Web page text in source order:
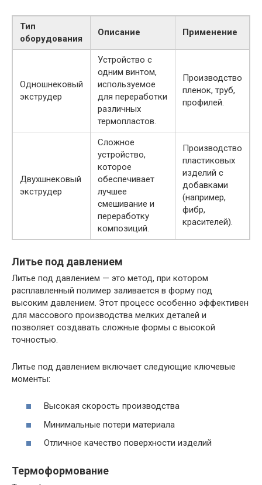
Тип
оборудования
Описание Применение
Одношнековый
экструдер
Устройство с
одним винтом,
используемое
для переработки
различных
термопластов.
Производство
пленок, труб,
профилей.
Двухшнековый
экструдер
Сложное
устройство,
которое
обеспечивает
лучшее
смешивание и
переработку
композиций.
Производство
пластиковых
изделий с
добавками
(например,
фибр,
красителей).
Литье под давлением
Литье под давлением — это метод, при котором
расплавленный полимер заливается в форму под
высоким давлением. Этот процесс особенно эффективен
для массового производства мелких деталей и
позволяет создавать сложные формы с высокой
точностью.
Литье под давлением включает следующие ключевые
моменты:
Высокая скорость производства
Минимальные потери материала
Отличное качество поверхности изделий
Термоформование